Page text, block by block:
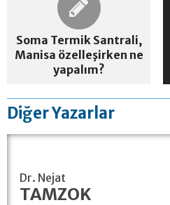
Soma Termik Santrali,
Manisa özelleşirken ne
yapalım?
Diğer Yazarlar
Dr. Nejat
TAMZOK